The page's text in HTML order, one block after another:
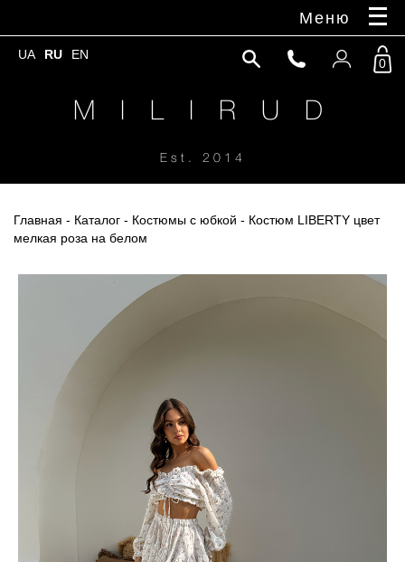
Меню
UA RU EN
M I L I R U D
Est. 2014
0
Главная - Каталог - Костюмы с юбкой - Костюм LIBERTY цвет
мелкая роза на белом